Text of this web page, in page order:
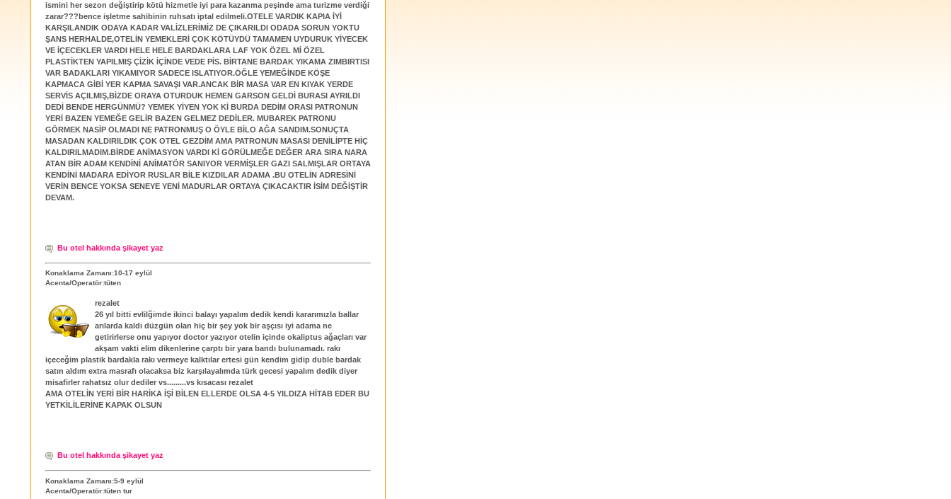
ismini her sezon değiştirip kötü hizmetle iyi para kazanma peşinde ama turizme verdiği
zarar???bence işletme sahibinin ruhsatı iptal edilmeli.OTELE VARDIK KAPIA İYİ
KARŞILANDIK ODAYA KADAR VALİZLERİMİZ DE ÇIKARILDI ODADA SORUN YOKTU
ŞANS HERHALDE,OTELİN YEMEKLERİ ÇOK KÖTÜYDÜ TAMAMEN UYDURUK YİYECEK
VE İÇECEKLER VARDI HELE HELE BARDAKLARA LAF YOK ÖZEL Mİ ÖZEL
PLASTİKTEN YAPILMIŞ ÇİZİK İÇİNDE VEDE PİS. BİRTANE BARDAK YIKAMA ZIMBIRTISI
VAR BADAKLARI YIKAMIYOR SADECE ISLATIYOR.ÖĞLE YEMEĞİNDE KÖŞE
KAPMACA GİBİ YER KAPMA SAVAŞI VAR.ANCAK BİR MASA VAR EN KIYAK YERDE
SERVİS AÇILMIŞ,BİZDE ORAYA OTURDUK HEMEN GARSON GELDİ BURASI AYRILDI
DEDİ BENDE HERGÜNMÜ? YEMEK YİYEN YOK Kİ BURDA DEDİM ORASI PATRONUN
YERİ BAZEN YEMEĞE GELİR BAZEN GELMEZ DEDİLER. MUBAREK PATRONU
GÖRMEK NASİP OLMADI NE PATRONMUŞ O ÖYLE BİLO AĞA SANDIM.SONUÇTA
MASADAN KALDIRILDIK ÇOK OTEL GEZDİM AMA PATRONUN MASASI DENİLİPTE HİÇ
KALDIRILMADIM.BİRDE ANİMASYON VARDI Kİ GÖRÜLMEĞE DEĞER ARA SIRA NARA
ATAN BİR ADAM KENDİNİ ANİMATÖR SANIYOR VERMİŞLER GAZI SALMIŞLAR ORTAYA
KENDİNİ MADARA EDİYOR RUSLAR BİLE KIZDILAR ADAMA .BU OTELİN ADRESİNİ
VERİN BENCE YOKSA SENEYE YENİ MADURLAR ORTAYA ÇIKACAKTIR İSİM DEĞİŞTİR
DEVAM.
Bu otel hakkında şikayet yaz
Konaklama Zamanı:10-17 eylül
Acenta/Operatör:tüten
rezalet
26 yıl bitti evlilğimde ikinci balayı yapalım dedik kendi kararımızla ballar
arılarda kaldı düzgün olan hiç bir şey yok bir aşçısı iyi adama ne
getirirlerse onu yapıyor doctor yazıyor otelin içinde okaliptus ağaçları var
akşam vakti elim dikenlerine çarptı bir yara bandı bulunamadı. rakı
içeceğim plastik bardakla rakı vermeye kalktılar ertesi gün kendim gidip duble bardak
satın aldım extra masrafı olacaksa biz karşılayalımda türk gecesi yapalım dedik diyer
misafirler rahatsız olur dediler vs.........vs kısacası rezalet
AMA OTELİN YERİ BİR HARİKA İŞİ BİLEN ELLERDE OLSA 4-5 YILDIZA HİTAB EDER BU
YETKİLİLERİNE KAPAK OLSUN
Bu otel hakkında şikayet yaz
Konaklama Zamanı:5-9 eylül
Acenta/Operatör:tüten tur